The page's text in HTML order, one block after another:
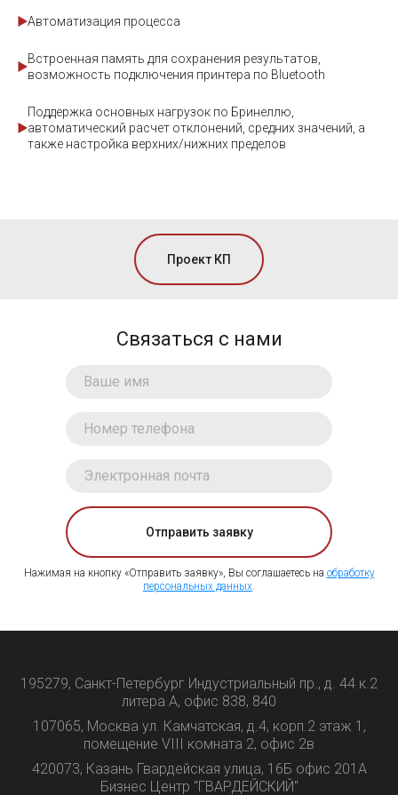
Автоматизация процесса
Встроенная память для сохранения результатов,
возможность подключения принтера по Bluetooth
Поддержка основных нагрузок по Бринеллю,
автоматический расчет отклонений, средних значений, а
также настройка верхних/нижних пределов
Проект КП
Связаться с нами
Отправить заявку
Нажимая на кнопку «Отправить заявку», Вы соглашаетесь на обработку
персональных данных.
195279, Санкт-Петербург Индустриальный пр., д. 44 к.2
литера А, офис 838, 840
107065, Москва ул. Камчатская, д.4, корп.2 этаж 1,
помещение VIII комната 2, офис 2в
420073, Казань Гвардейская улица, 16Б офис 201А
Бизнес Центр "ГВАРДЕЙСКИЙ"